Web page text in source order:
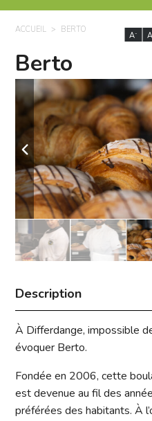
ACCUEIL BERTO
A- A
Berto
Description
À Differdange, impossible
évoquer Berto.
Fondée en 2006, cette
est devenue au fil des
préférées des habitants. À